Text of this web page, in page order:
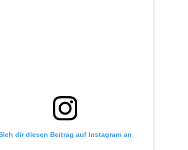
dir diesen Beitrag auf Instagram an